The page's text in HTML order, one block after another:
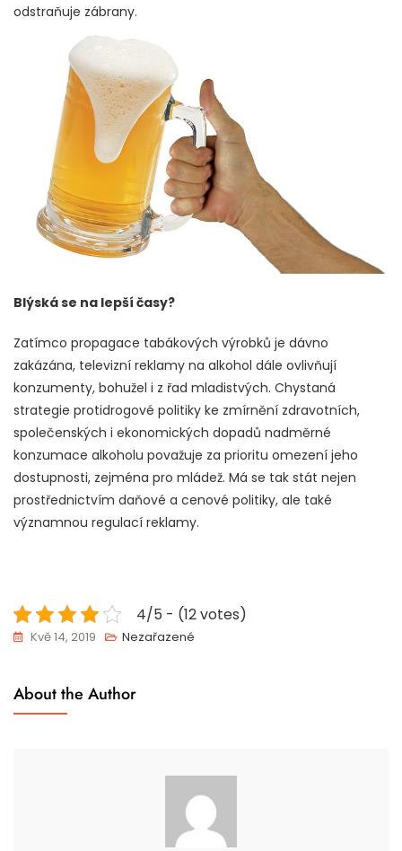
odstraňuje zábrany.
Blýská se na lepší časy?
Zatímco propagace tabákových výrobků je dávno
zakázána, televizní reklamy na alkohol dále ovlivňují
konzumenty, bohužel i z řad mladistvých. Chystaná
strategie protidrogové politiky ke zmírnění zdravotních,
společenských i ekonomických dopadů nadměrné
konzumace alkoholu považuje za prioritu omezení jeho
dostupnosti, zejména pro mládež. Má se tak stát nejen
prostřednictvím daňové a cenové politiky, ale také
významnou regulací reklamy.
4/5 - (12 votes)
Kvě 14, 2019 Nezařazené
About the Author